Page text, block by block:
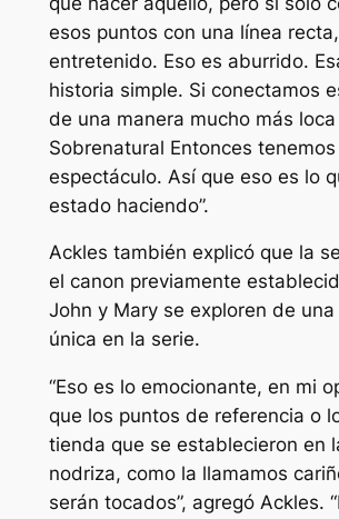
esos puntos con una línea
entretenido. Eso es aburrido.
historia simple. Si conectamos
de una manera mucho más
Sobrenatural Entonces tenemos
espectáculo. Así que eso es lo
estado haciendo”.
Ackles también explicó que la
el canon previamente
John y Mary se exploren de una
única en la serie.
“Eso es lo emocionante, en mi
que los puntos de referencia o
tienda que se establecieron en
nodriza, como la llamamos
serán tocados”, agregó Ackles.